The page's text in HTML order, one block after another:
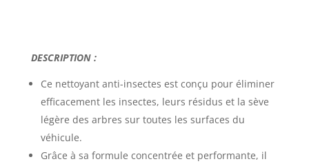
DESCRIPTION :
Ce nettoyant anti-insectes est conçu pour éliminer
efficacement les insectes, leurs résidus et la sève
légère des arbres sur toutes les surfaces du
véhicule.
Grâce à sa formule concentrée et performante, il